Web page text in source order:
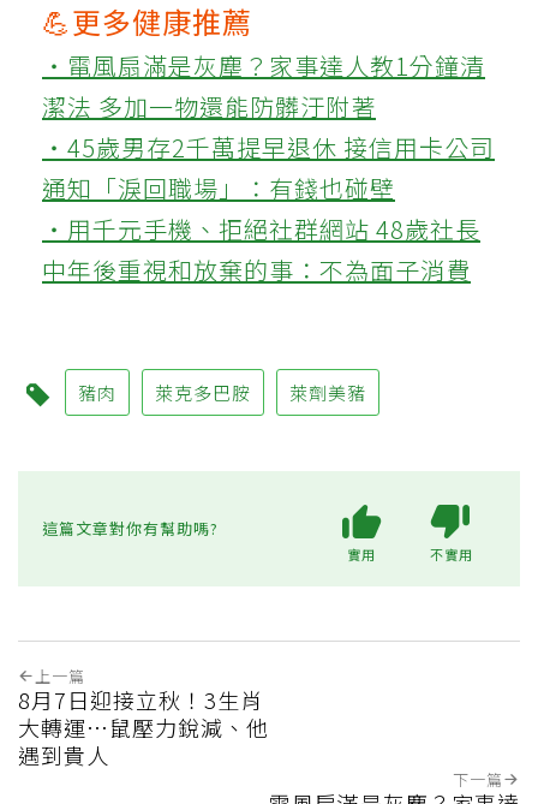
💪更多健康推薦
‧電風扇滿是灰塵？家事達人教1分鐘清
潔法 多加一物還能防髒汙附著
‧45歲男存2千萬提早退休 接信用卡公司
通知「淚回職場」：有錢也碰壁
‧用千元手機、拒絕社群網站 48歲社長
中年後重視和放棄的事：不為面子消費
豬肉 萊克多巴胺 萊劑美豬
這篇文章對你有幫助嗎?
實用 不實用
上一篇
8月7日迎接立秋！3生肖
大轉運…鼠壓力銳減、他
遇到貴人
下一篇